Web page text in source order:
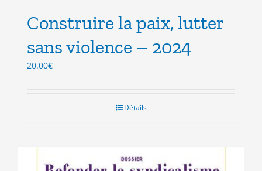
Construire la paix, lutter
sans violence – 2024
20.00€
Détails